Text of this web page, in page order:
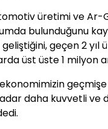
üretimi ve Ar-
bulunduğunu
geliştiğini, geçen 2
üst üste 1 milyon
ekonomimizin
daha kuvvetli ve